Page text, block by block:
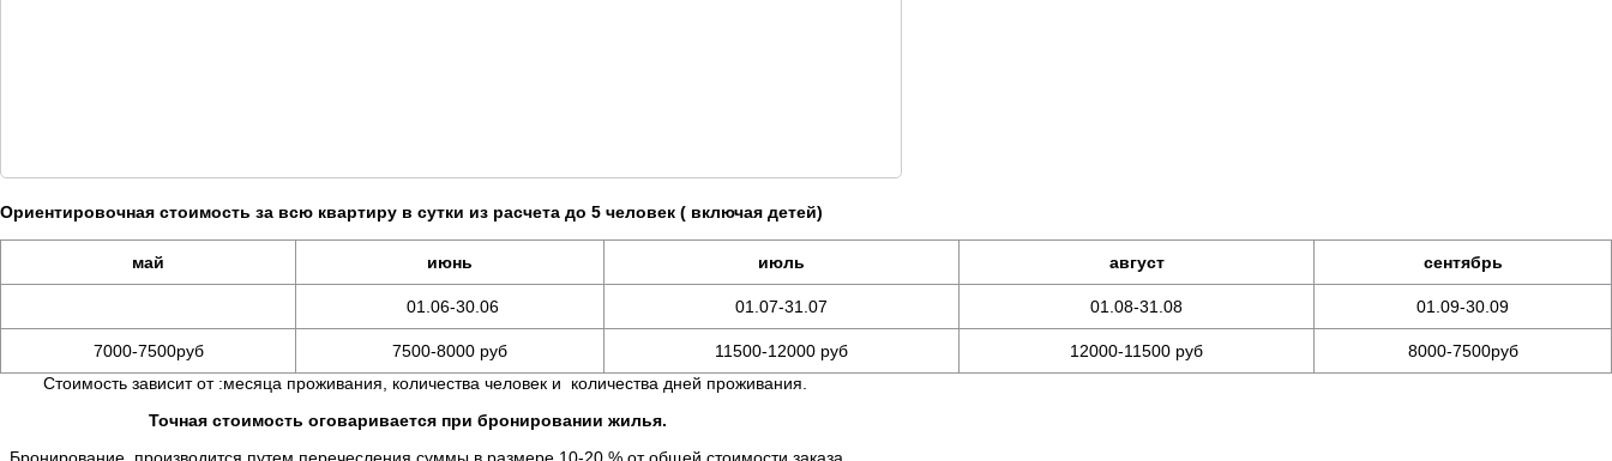
Ориентировочная стоимость за всю квартиру в сутки из расчета до 5 человек ( включая детей)
май июнь июль август сентябрь
01.06-30.06 01.07-31.07 01.08-31.08 01.09-30.09
7000-7500руб 7500-8000 руб 11500-12000 руб 12000-11500 руб
8000-7500руб
Стоимость зависит от :месяца проживания, количества человек и количества дней проживания.
Точная стоимость оговаривается при бронировании жилья.